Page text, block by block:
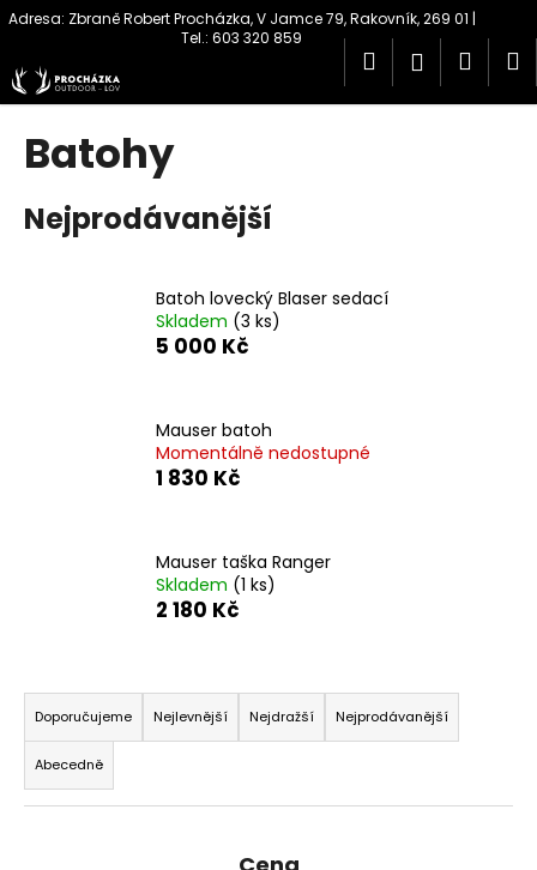
Přejít
Hledat
košík
Batohy
Nejprodávanější
Batoh lovecký Blaser sedací
Skladem (3 ks)
5 000 Kč
Mauser batoh
Momentálně nedostupné
1 830 Kč
Mauser taška Ranger
Skladem (1 ks)
2 180 Kč
Ř
a
z
e
n
Doporučujeme Nejlevnější Nejdražší Nejprodávanější
Abecedně
K
š
í
C
o
o
?
HLEDAT